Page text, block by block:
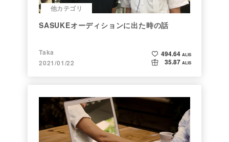
他カテゴリ
SASUKEオーディションに出た時の話
Taka
2021/01/22
494.64 ALIS
35.87 ALIS